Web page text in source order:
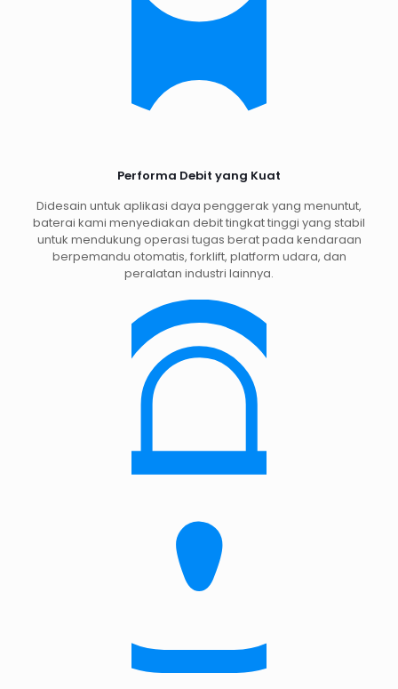
Performa Debit yang Kuat
Didesain untuk aplikasi daya penggerak yang menuntut,
baterai kami menyediakan debit tingkat tinggi yang stabil
untuk mendukung operasi tugas berat pada kendaraan
berpemandu otomatis, forklift, platform udara, dan
peralatan industri lainnya.